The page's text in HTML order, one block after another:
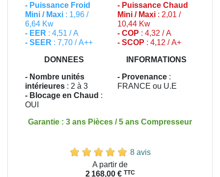
- Puissance Froid
Mini / Maxi : 1,96 /
6,64 Kw
- EER : 4,51 / A
- SEER : 7,70 / A++
- Puissance Chaud
Mini / Maxi : 2,01 /
10,44 Kw
- COP : 4,32 / A
- SCOP : 4,12 / A+
DONNEES
- Nombre unités
intérieures : 2 à 3
- Blocage en Chaud :
OUI
INFORMATIONS
- Provenance :
FRANCE ou U.E
Garantie : 3 ans Pièces / 5 ans Compresseur
8 avis
A partir de
2 168,00 € TTC